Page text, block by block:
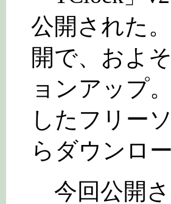
公開された
開で、およ
ョンアップ
したフリー
らダウンロ
今回公開さ